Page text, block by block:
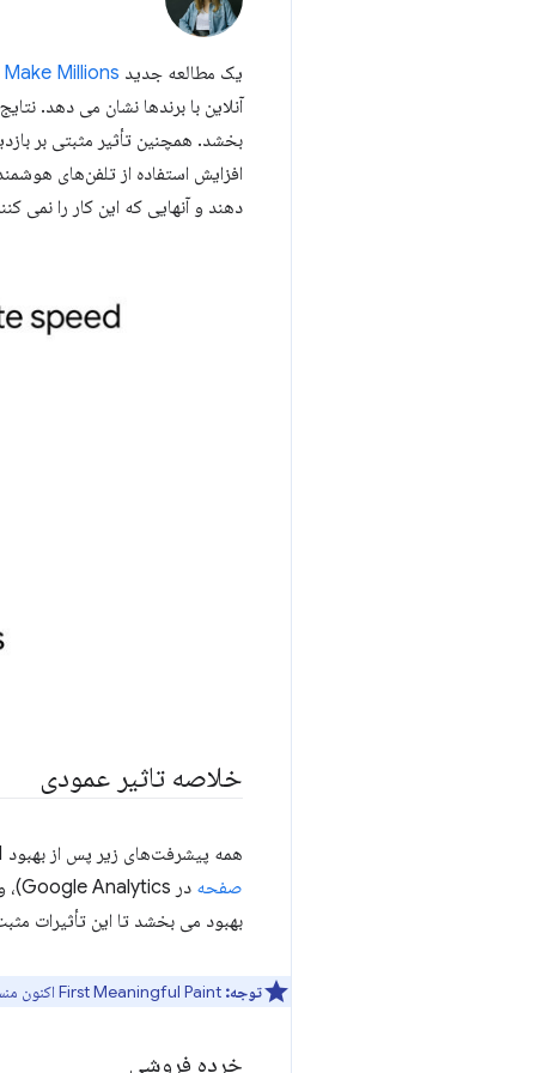
یک مطالعه جدید Millions
بخشد. همچنین تأثیر مثبتی بر
افزایش استفاده از تلفن‌های
دهند و آنهایی که این کار را نمی
خلاصه تاثیر عمودی
همه پیشرفت‌های زیر پس از بهبود 0.1 در 4 معیار مشاهده شد:
صفحه در Google Analytics)، و حداکثر تأخیر سرور (
بهبود می بخشد تا این تأثیرات
توجه:
خرده فروشی